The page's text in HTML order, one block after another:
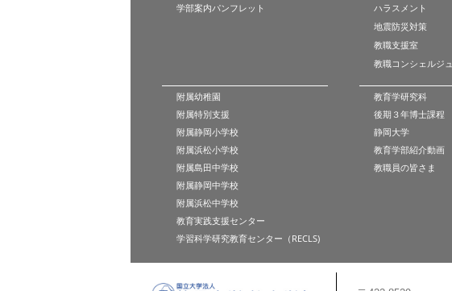
学部案内パンフレット
ハラスメント
地震防災対策
教職支援室
教職コンシェルジュ
附属幼稚園
附属特別支援
附属静岡小学校
附属浜松小学校
附属島田中学校
附属静岡中学校
附属浜松中学校
教育実践支援センター
学習科学研究教育センター（RECLS)
教育学研究科
後期３年博士課程
静岡大学
教育学部紹介動画
教職員の皆さま